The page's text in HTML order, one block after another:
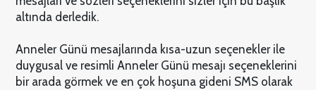
altında derledik.
Anneler Günü mesajlarında kısa-uzun seçenekler ile
duygusal ve resimli Anneler Günü mesajı seçeneklerini
bir arada görmek ve en çok hoşuna gideni SMS olarak